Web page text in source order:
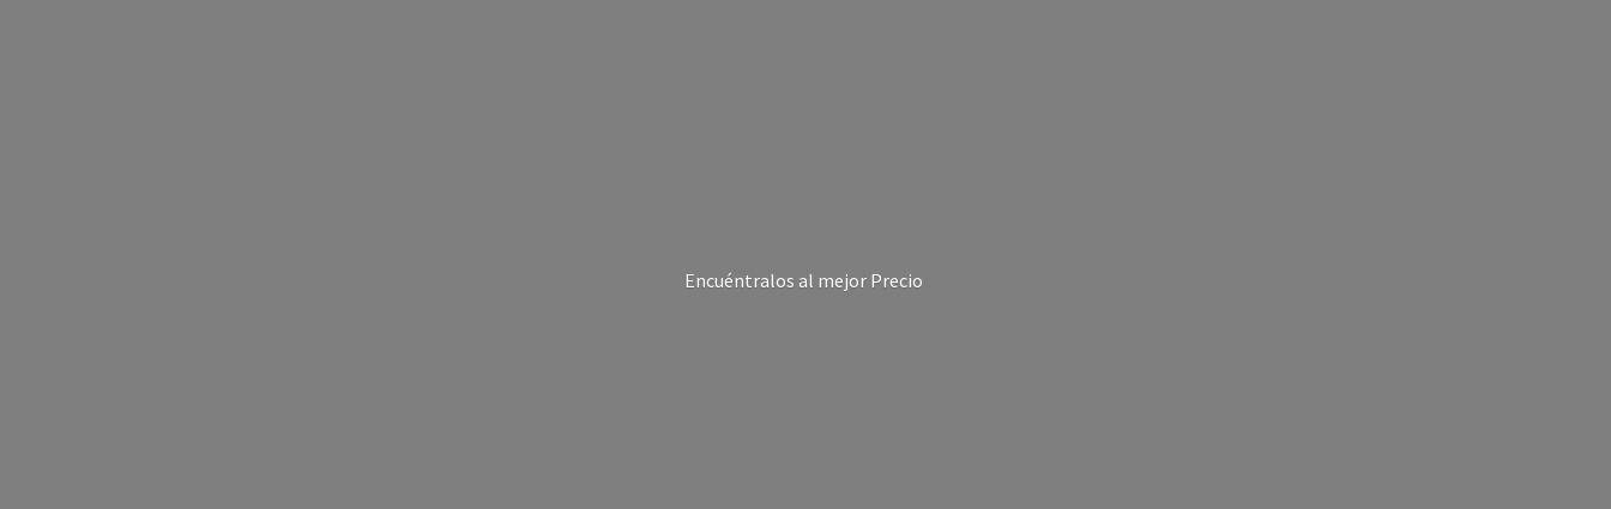
Encuéntralos al mejor Precio